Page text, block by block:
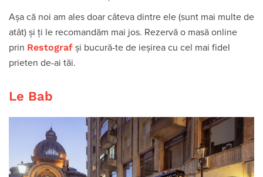
Așa că noi am ales doar câteva dintre ele (sunt mai multe de
atât) și ți le recomandăm mai jos. Rezervă o masă online
prin Restograf și bucură-te de ieșirea cu cel mai fidel
prieten de-ai tăi.
Le Bab